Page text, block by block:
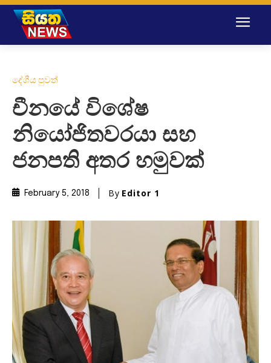
දේශීය පුවත්
චීනයේ විශේෂ
නියෝජිතවරයා සහ
ජනපති අතර හමුවක්
February 5, 2018 By Editor 1